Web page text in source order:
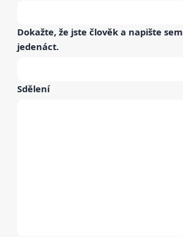
Dokažte, že jste člověk a napište sem
jedenáct.
Sdělení